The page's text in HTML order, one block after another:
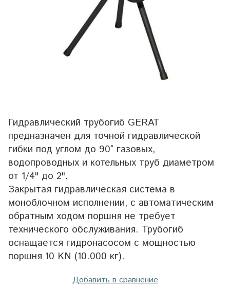
Гидравлический трубогиб GERAT
предназначен для точной гидравлической
гибки под углом до 90° газовых,
водопроводных и котельных труб диаметром
от 1/4" до 2".
Закрытая гидравлическая система в
моноблочном исполнении, с автоматическим
обратным ходом поршня не требует
технического обслуживания. Трубогиб
оснащается гидронасосом с мощностью
поршня 10 KN (10.000 кг).
Добавить в сравнение